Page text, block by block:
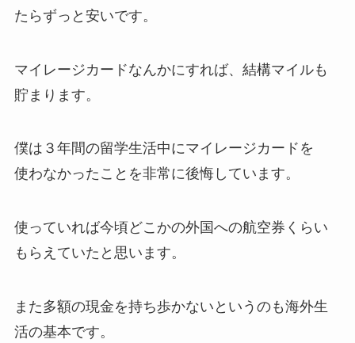
たらずっと安いです。
マイレージカードなんかにすれば、結構マイルも
貯まります。
僕は３年間の留学生活中にマイレージカードを
使わなかったことを非常に後悔しています。
使っていれば今頃どこかの外国への航空券くらい
もらえていたと思います。
また多額の現金を持ち歩かないというのも海外生
活の基本です。